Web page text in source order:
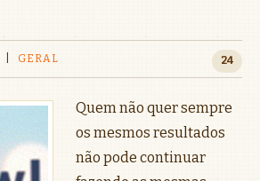
GERAL 24
Quem não quer sempre
os mesmos resultados
não pode continuar